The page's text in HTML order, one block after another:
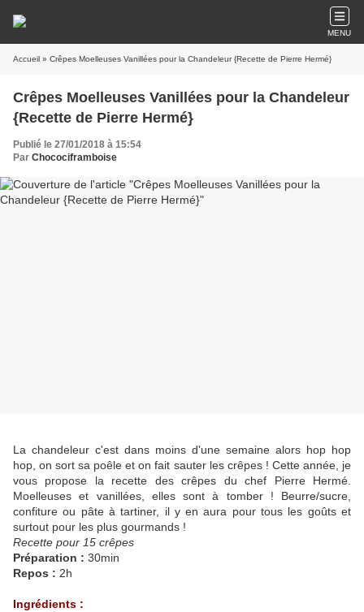
MENU
Accueil » Crêpes Moelleuses Vanillées pour la Chandeleur {Recette de Pierre Hermé}
Crêpes Moelleuses Vanillées pour la Chandeleur
{Recette de Pierre Hermé}
Publié le 27/01/2018 à 15:54
Par Chocociframboise
La chandeleur c'est dans moins d'une semaine alors hop hop
hop, on sort sa poêle et on fait sauter les crêpes ! Cette année, je
vous propose la recette des crêpes du chef Pierre Hermé.
Moelleuses et vanillées, elles sont à tomber ! Beurre/sucre,
confiture ou pâte à tartiner, il y en aura pour tous les goûts et
surtout pour les plus gourmands !
Recette pour 15 crêpes
Préparation : 30min
Repos : 2h
Ingrédients :